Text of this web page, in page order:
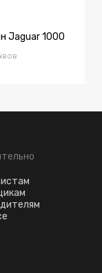
Jaguar 1000